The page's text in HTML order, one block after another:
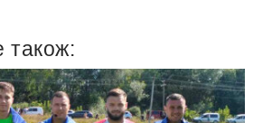
також: